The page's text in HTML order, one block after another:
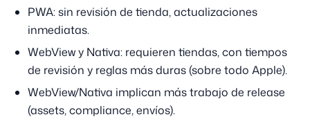
PWA: sin revisión de tienda, actualizaciones
inmediatas.
WebView y Nativa: requieren tiendas, con tiempos
de revisión y reglas más duras (sobre todo Apple).
WebView/Nativa implican más trabajo de release
(assets, compliance, envíos).